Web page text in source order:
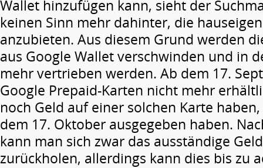
Wallet hinzufügen kann, sieht der
keinen Sinn mehr dahinter, die
anzubieten. Aus diesem Grund werden
aus Google Wallet verschwinden und in
mehr vertrieben werden. Ab dem 17.
Google Prepaid-Karten nicht mehr
noch Geld auf einer solchen Karte
dem 17. Oktober ausgegeben haben.
kann man sich zwar das ausständige
zurückholen, allerdings kann dies bis zu